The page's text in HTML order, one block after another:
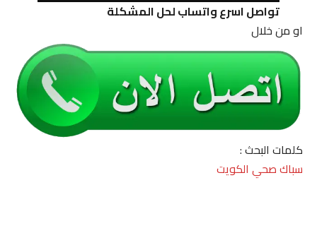
تواصل اسرع واتساب لحل المشكلة
او من خلال
كلمات البحث :
سباك صحي الكويت